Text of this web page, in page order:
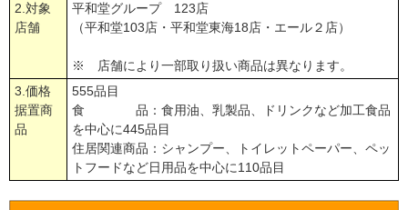
2.対象
店舗
平和堂グループ 123店
（平和堂103店・平和堂東海18店・エール２店）
※ 店舗により一部取り扱い商品は異なります。
3.価格
据置商
品
555品目
食 品：食用油、乳製品、ドリンクなど加工食品
を中心に445品目
住居関連商品：シャンプー、トイレットペーパー、ペッ
トフードなど日用品を中心に110品目